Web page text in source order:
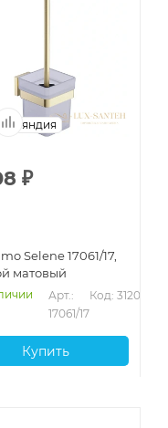
₽
Selene 17061/17,
матовый
Арт.:
17061/17
Код: 31202
Купить